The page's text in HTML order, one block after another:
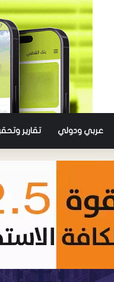
عربي ودولي تقارير